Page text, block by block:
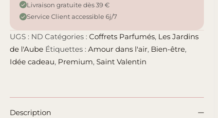
Livraison gratuite dès 39 €
Service Client accessible 6j/7
UGS : ND Catégories : Coffrets Parfumés, Les Jardins
de l'Aube Étiquettes : Amour dans l'air, Bien-être,
Idée cadeau, Premium, Saint Valentin
Description